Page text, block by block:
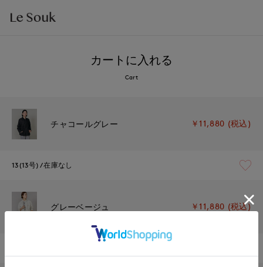
カートに入れる
Cart
チャコールグレー ￥11,880 (税込)
13(13号) 在庫なし
グレーベージュ ￥11,880 (税込)